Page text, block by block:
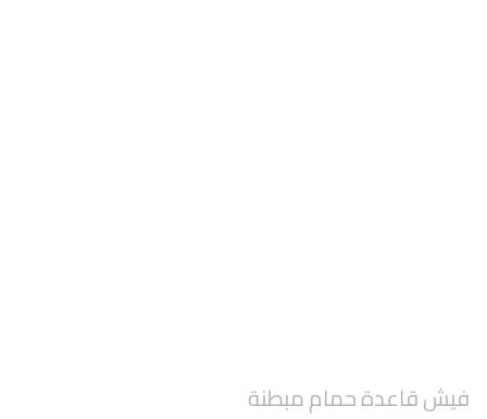
فيش قاعدة حمام مبطنة